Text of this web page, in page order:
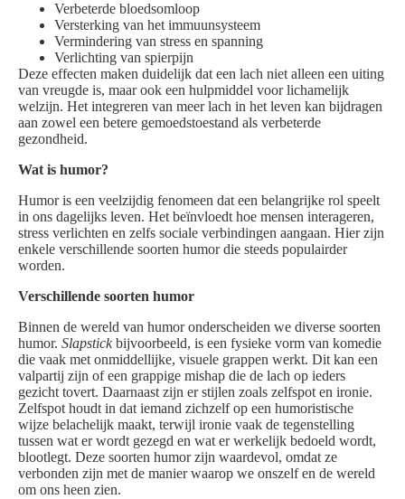
Verbeterde bloedsomloop
Versterking van het immuunsysteem
Vermindering van stress en spanning
Verlichting van spierpijn
Deze effecten maken duidelijk dat een lach niet alleen een uiting
van vreugde is, maar ook een hulpmiddel voor lichamelijk
welzijn. Het integreren van meer lach in het leven kan bijdragen
aan zowel een betere gemoedstoestand als verbeterde
gezondheid.
Wat is humor?
Humor is een veelzijdig fenomeen dat een belangrijke rol speelt
in ons dagelijks leven. Het beïnvloedt hoe mensen interageren,
stress verlichten en zelfs sociale verbindingen aangaan. Hier zijn
enkele verschillende soorten humor die steeds populairder
worden.
Verschillende soorten humor
Binnen de wereld van humor onderscheiden we diverse soorten
humor. Slapstickbijvoorbeeld, is een fysieke vorm van komedie
die vaak met onmiddellijke, visuele grappen werkt. Dit kan een
valpartij zijn of een grappige mishap die de lach op ieders
gezicht tovert. Daarnaast zijn er stijlen zoals zelfspot en ironie.
Zelfspot houdt in dat iemand zichzelf op een humoristische
wijze belachelijk maakt, terwijl ironie vaak de tegenstelling
tussen wat er wordt gezegd en wat er werkelijk bedoeld wordt,
blootlegt. Deze soorten humor zijn waardevol, omdat ze
verbonden zijn met de manier waarop we onszelf en de wereld
om ons heen zien.